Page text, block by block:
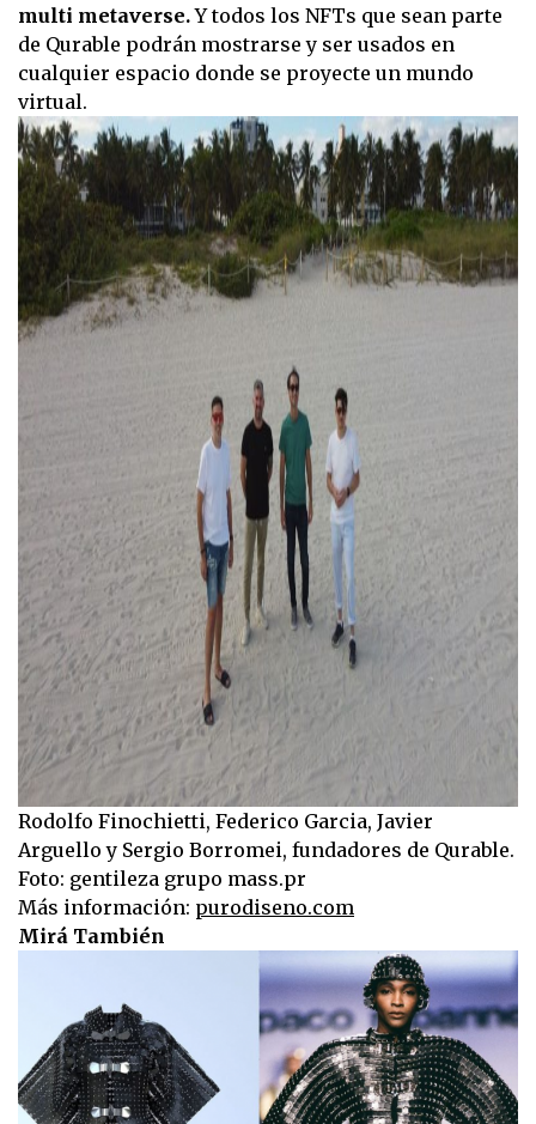
multi metaverse.Y todos los NFTs que sean parte
de Qurable podrán mostrarse y ser usados en
cualquier espacio donde se proyecte un mundo
virtual.
Rodolfo Finochietti, Federico Garcia, Javier
Arguello y Sergio Borromei, fundadores de Qurable.
Foto: gentileza grupo mass.pr
Más información: purodiseno.com
Mirá También